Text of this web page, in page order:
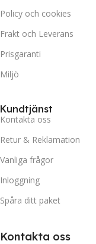
Policy och cookies
Frakt och Leverans
Prisgaranti
Miljö
Kundtjänst
Kontakta oss
Retur & Reklamation
Vanliga frågor
Inloggning
Spåra ditt paket
Kontakta oss